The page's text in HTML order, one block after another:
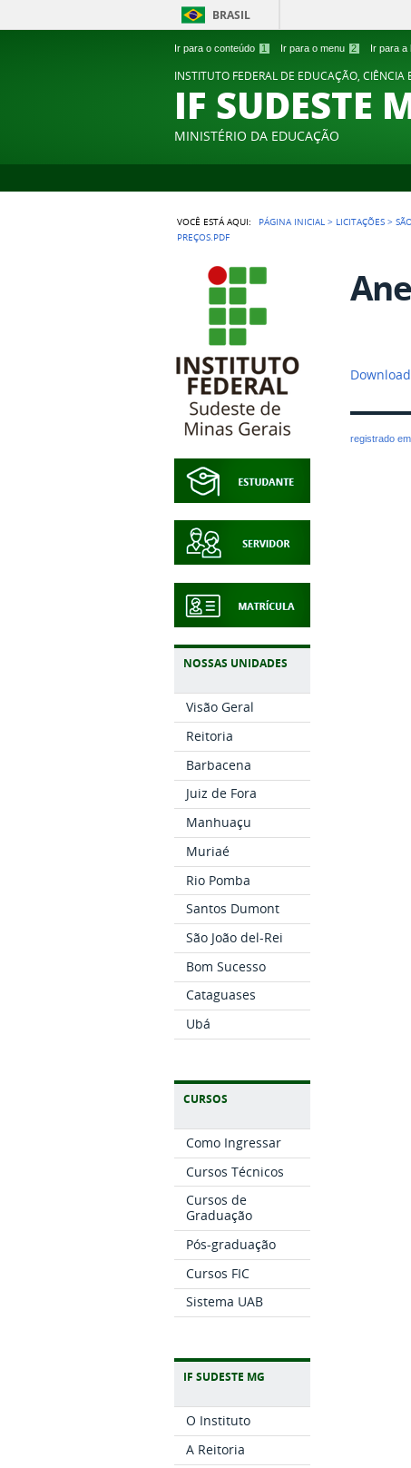
Ir para o conteúdo 1 Ir para o menu 2 Ir para a
BRASIL
INSTITUTO FEDERAL DE EDUCAÇÃO,
IF SUDESTE
MINISTÉRIO DA EDUCAÇÃO
VOCÊ ESTÁ AQUI: PÁGINA INICIAL > LICITAÇÕES >
PREÇOS.PDF
NOSSAS UNIDADES
Visão Geral
Reitoria
Barbacena
Juiz de Fora
Manhuaçu
Muriaé
Rio Pomba
Santos Dumont
São João del-Rei
Bom Sucesso
Cataguases
Ubá
CURSOS
Como Ingressar
Cursos Técnicos
Cursos de
Graduação
Pós-graduação
Cursos FIC
Sistema UAB
IF SUDESTE MG
O Instituto
A Reitoria
registrado